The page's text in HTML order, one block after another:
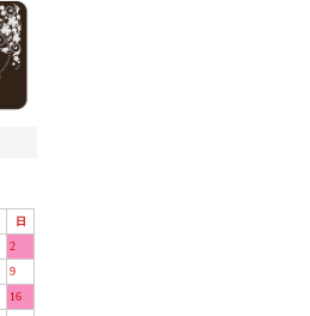
日
2
9
16